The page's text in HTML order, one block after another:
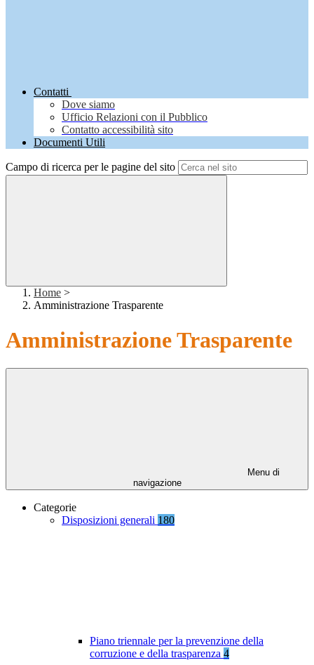
Contatti
Dove siamo
Ufficio Relazioni con il Pubblico
Contatto accessibilità sito
Documenti Utili
Campo di ricerca per le pagine del sito
Home >
Amministrazione Trasparente
Amministrazione Trasparente
Menu di
navigazione
Categorie
Disposizioni generali 180
Piano triennale per la prevenzione della
corruzione e della trasparenza 4